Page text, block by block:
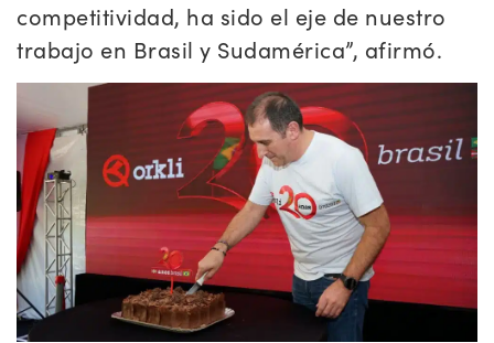
competitividad, ha sido el eje de nuestro
trabajo en Brasil y Sudamérica”, afirmó.